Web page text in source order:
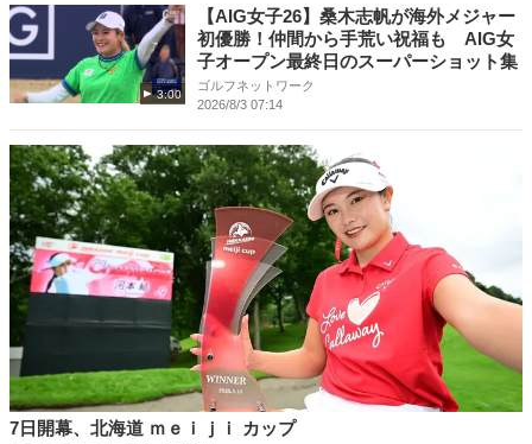
3:00
【AIG女子26】桑木志帆が海外メジャー
初優勝！仲間から手荒い祝福も AIG女
子オープン最終日のスーパーショット集
ゴルフネットワーク
2026/8/3 07:14
7日開幕、北海道 ｍｅｉｊｉ カップ